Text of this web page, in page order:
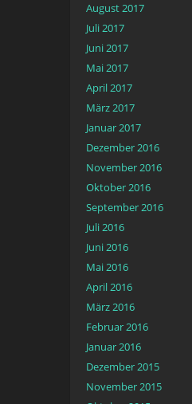
August 2017
Juli 2017
Juni 2017
Mai 2017
April 2017
März 2017
Januar 2017
Dezember 2016
November 2016
Oktober 2016
September 2016
Juli 2016
Juni 2016
Mai 2016
April 2016
März 2016
Februar 2016
Januar 2016
Dezember 2015
November 2015